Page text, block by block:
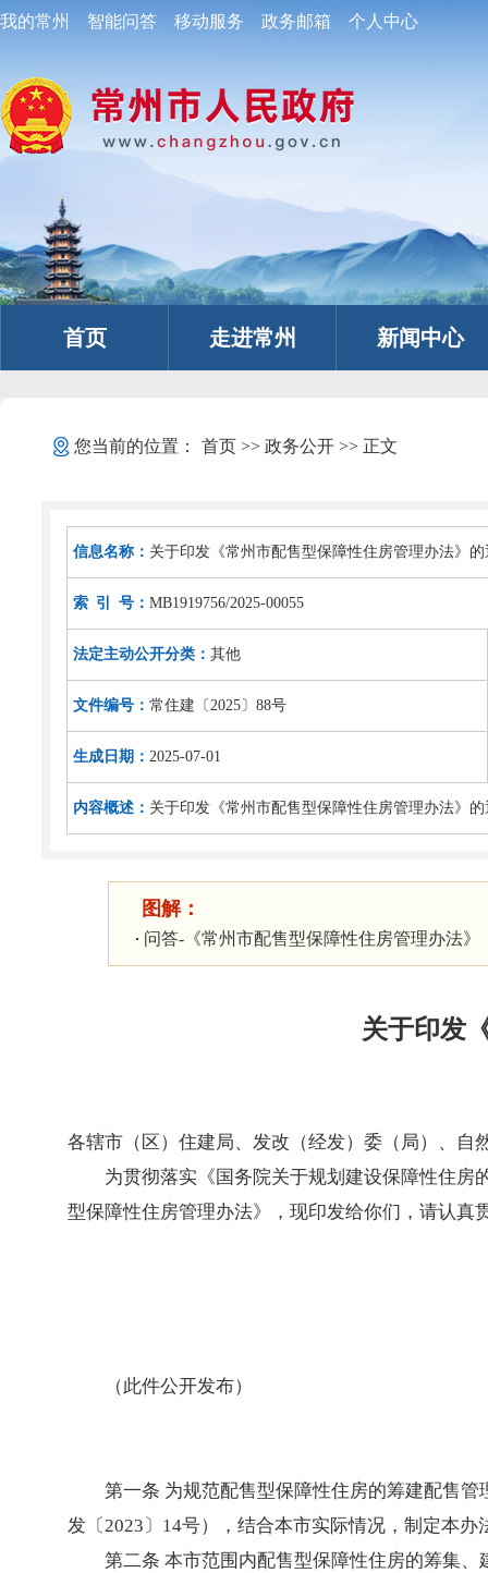
我的常州 智能问答 移动服务 政务邮箱 个人中心
首页 走进常州 新闻中心
您当前的位置： 首页>> 政务公开>> 正文
信息名称： 关于印发《常州市配售型保障性住房管理办法》的
索 引 号： MB1919756/2025-00055
法定主动公开分类： 其他
文件编号： 常住建〔2025〕88号
生成日期： 2025-07-01
内容概述： 关于印发《常州市配售型保障性住房管理办法》的
图解：
问答-《常州市配售型保障性住房管理办法》
关于印发
各辖市（区）住建局、发改（经发）委（局）、
为贯彻落实《国务院关于规划建设保障性住房
型保障性住房管理办法》，现印发给你们，请认真
（此件公开发布）
第一条 为规范配售型保障性住房的筹建配售
发〔2023〕14号），结合本市实际情况，制定本办
第二条 本市范围内配售型保障性住房的筹集